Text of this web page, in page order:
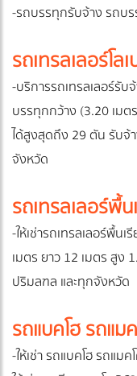
-รถบรรทุกรับจ้าง รถบ
รถเทรลเลอร์โล
-บริการรถเทรลเลอร์รับ
บรรทุกกว้าง (3.20 เมต
ได้สูงสุดถึง 29 ตัน รับจ้
จังหวัด
รถเทรลเลอร์พื้น
-ให้เช่ารถเทรลเลอร์พื้
เมตร ยาว 12 เมตร สูง
ปริมลฑล และทุกจังหวัด
รถแบคโฮ รถแม
-ให้เช่า รถแบคโฮ รถแ